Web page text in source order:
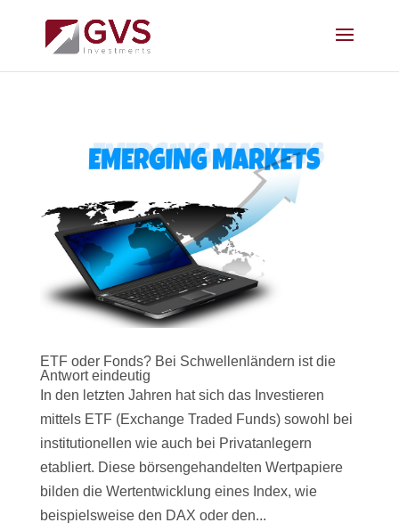
ETF oder Fonds? Bei Schwellenländern ist die
Antwort eindeutig
In den letzten Jahren hat sich das Investieren
mittels ETF (Exchange Traded Funds) sowohl bei
institutionellen wie auch bei Privatanlegern
etabliert. Diese börsengehandelten Wertpapiere
bilden die Wertentwicklung eines Index, wie
beispielsweise den DAX oder den...